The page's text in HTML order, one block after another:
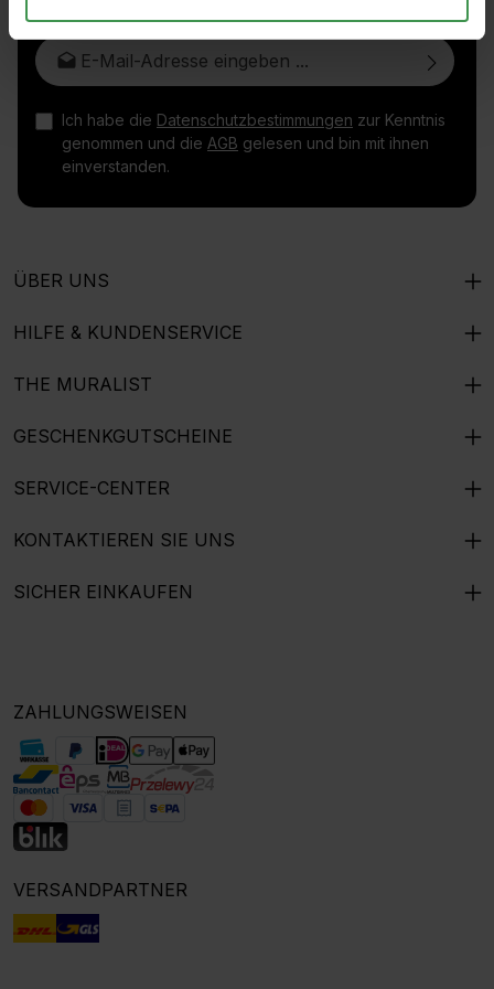
E-Mail-Adresse*
Ich habe die Datenschutzbestimmungen zur Kenntnis
genommen und die AGB gelesen und bin mit ihnen
einverstanden.
ÜBER UNS
HILFE & KUNDENSERVICE
THE MURALIST
GESCHENKGUTSCHEINE
SERVICE-CENTER
KONTAKTIEREN SIE UNS
SICHER EINKAUFEN
ZAHLUNGSWEISEN
VERSANDPARTNER